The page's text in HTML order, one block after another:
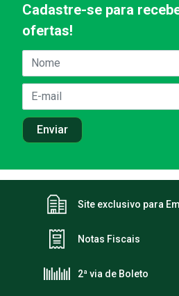
Cadastre-se para
ofertas!
Site exclusivo para
Notas Fiscais
2ª via de Boleto